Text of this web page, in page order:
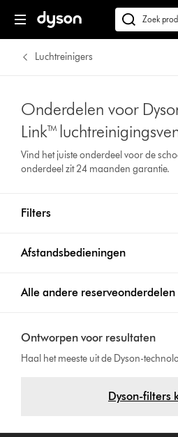
Zoek
op
Luchtreinigers
Onderdelen voor
Link™
Vind het juiste onderdeel voor de
onderdeel zit 24 maanden garantie.
Filters
Afstandsbedieningen
Alle andere reserveonderdelen
Ontworpen voor resultaten
Haal het meeste uit de Dyson-
Dyson-filters